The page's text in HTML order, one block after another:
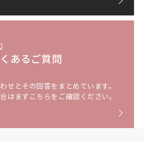
あるご質問
せとその回答をまとめています。
はまずこちらをご確認ください。